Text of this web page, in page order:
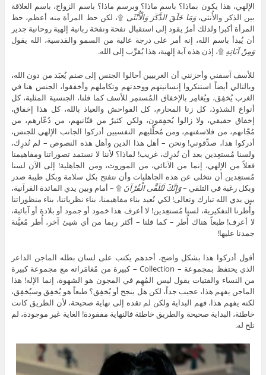
الإلهي، هذا يكون بماذا؟ باسم ماذا؟ وبرسم ماذا؟ باسم الزواج، باسم العلاقة
بين الذكر والأُنثى،وَمَا خَلَقَ الذَّكَرَ وَالْأُنْثَى ۩، لكن حظ المرأة منه أعظم، حظ
المرأة أكبر! ولذلك أمرٌ يقود إلى استقبال نفحة ونفخة ربانية إلهية روحانية جدير
أن يُبدأ باسم الله، إنه أمر على درجة عالية من السمو والقدسية، الله يقول
وَمِنْ آيَاتِهِ ۩، إذن هذه آية إلهية، هذا يُقرِّب إلى الله.
للأسف آسفني وأحزنني أن الغربيين أحالوا الجنس إلى صنم يُعبَد من دون الله،
وبالتالي أيضاً استنكروا إنسانيتهم ووحدتهم وتكاملهم وأخفقوا، الجنس هنا في
الغرب يُخفِق، ويُغامِر بالإخفاق المُستمِر للأسف كما قلنا، الجنسية المثلية، كل
أنواع الشذوذ، كل زنا المحارم، كل الفواحش والعياذ بالله، كل هذا إخفاق،
إخفاق حقيقي، ولا زالوا يُخفِقون، ولكن كثيرٌ من فنّانيهم، من دُعّارهم، من
مُجّانهم، من فلاسفتهم، ومن مُحلِّليهم النفسيين أدركوا الجانب الإلهي للجنس،
أدركوا هذا، صدِّقوني! ونحن – أهل هذا الدين وأهل هذه النصوص – لم نُدرِك،
ولسنا مُستعِدين بعد أن نُدرِك، غريب! لماذا؟ لأننا لا نستمد تصوراتنا ومفاهيمنا
فعلاً من الإلهي، إنما من الآبائي، من الموروث، ومن الجاهلية! إلى الآن لسنا
مُستعِدين أن نتخلى عن هذه الجاهليات وأن نتفتح بكل سلامة وبكل طيبة صدر
وبكل رغبة في التلقي –وَإِنَّكَ لَتُلَقَّى الْقُرْآنَ ۩ – أمام وبين يدي المائدة القرآنية،
بين يدي الله تبارك وتعالى! لكي نُعيد بناء مفاهيمنا، بناء نظرياتنا، بناء منظوراتنا
وأُطرنا التفكيرية، لسنا مُستعِدين! لا أعرف هذا خمود أو جمود أو بلادة أو آبائية،
لا أعرف! طبعاً هناك أُطر – كما قلنا – أكثر ربما من أي شيئ آخر، أُطر مُعيَّنة
جمدنا عليها!
أقول أدركوا هذا بشكل واضح، أحدهم يكتب على لسان بطله الماجن الداعر
الذي يحتفظ بمجموعة – Collection – كبيرة من مُغامَراته مع مجموعة كبيرة
من النساء والفتيات يقول ليس المُهِم في المجون هو الشهوة، إنما الإله! هذا
الماجن يفهم هذا، عجيب جداً، لكن هل ينجح أو يُخفِق؟ طبعاً هو يُخفِق وسيُخفِق،
لكنه يفهم هذا، فهم البداية ولكن لم تقده إلى نهاية صحيحة، لأن الطريق كانت
خاطئة، البداية صحيحة والطريق خاطئة فالنهاية مفقودة! الغاية غير موجودة، لم
تلح له.